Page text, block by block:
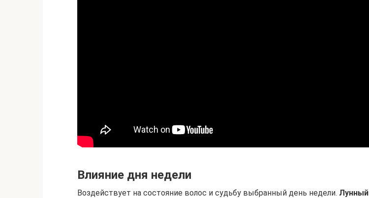
Влияние дня недели
Воздействует на состояние волос и судьбу выбранный день недели. Лунный